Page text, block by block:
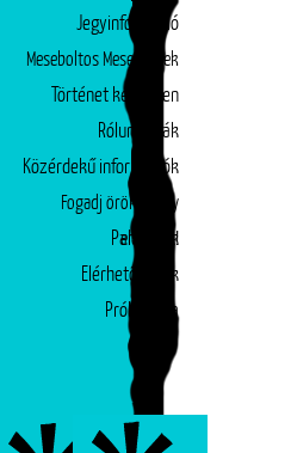
Jegyinformáció
Meseboltos Mesepéntek
Történet képekben
Rólunk írták
Közérdekű információk
Fogadj örökbe egy
előadást!
Partnerek
Elérhetőségek
Próbatábla